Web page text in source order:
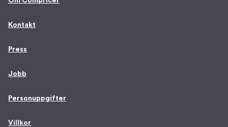
Kontakt
Press
Jobb
Personuppgifter
Villkor